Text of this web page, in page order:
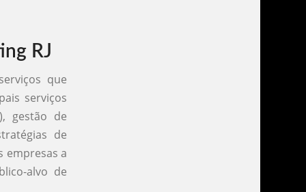
RJ
que
serviços
gestão de
de
empresas a
alvo de